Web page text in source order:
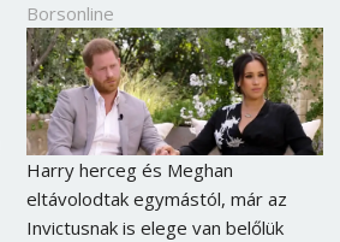
Borsonline
Harry herceg és Meghan
eltávolodtak egymástól, már az
Invictusnak is elege van belőlük
Bejelentkezés